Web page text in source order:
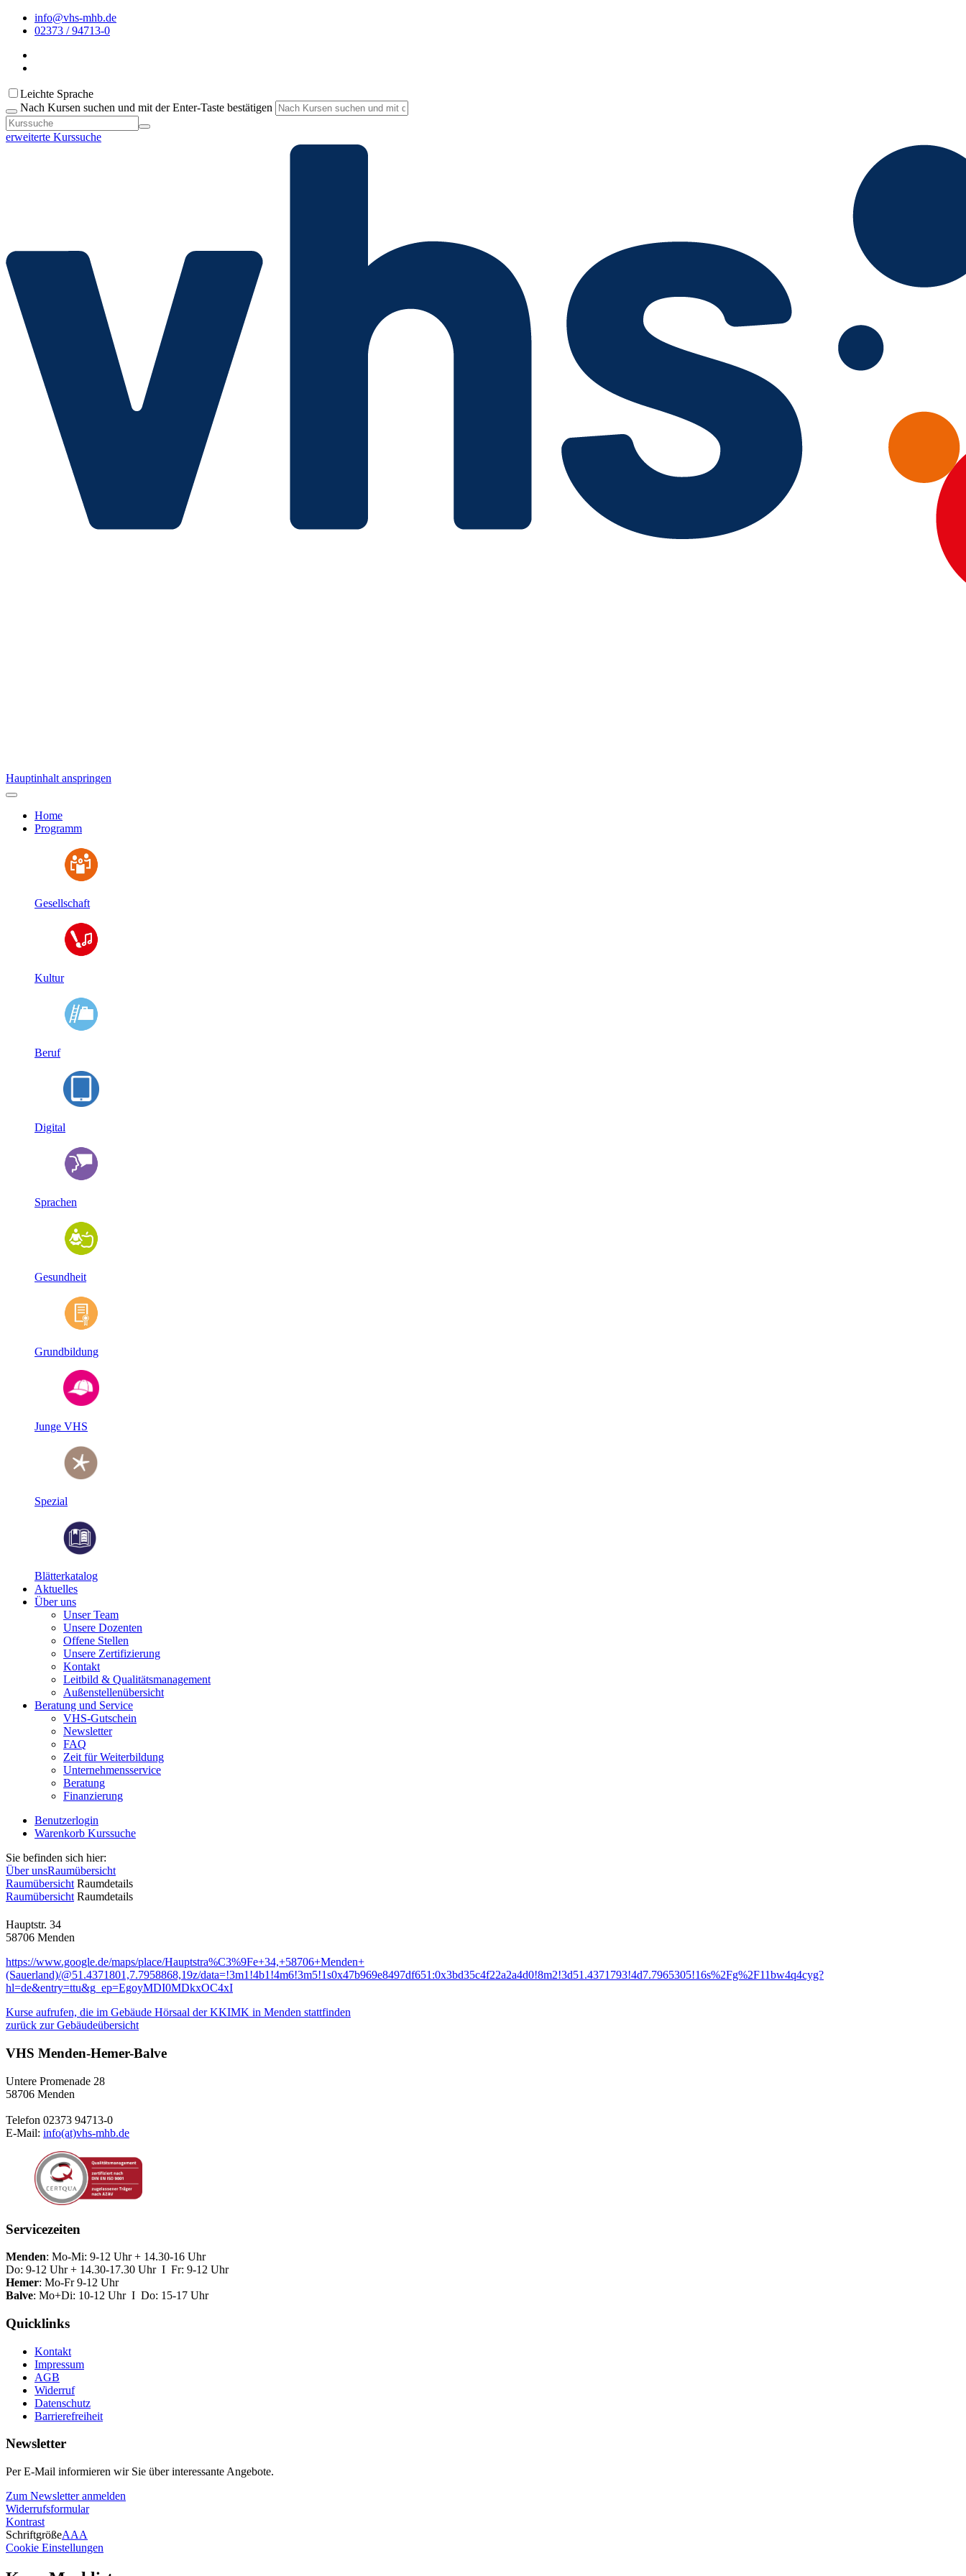
info@vhs-mhb.de
02373 / 94713-0
Leichte Sprache
Nach Kursen suchen und mit der Enter-Taste bestätigen
erweiterte Kurssuche
Hauptinhalt anspringen
Home
Programm
Gesellschaft
Kultur
Beruf
Digital
Sprachen
Gesundheit
Grundbildung
Junge VHS
Spezial
Blätterkatalog
Aktuelles
Über uns
Unser Team
Unsere Dozenten
Offene Stellen
Unsere Zertifizierung
Kontakt
Leitbild & Qualitätsmanagement
Außenstellenübersicht
Beratung und Service
VHS-Gutschein
Newsletter
FAQ
Zeit für Weiterbildung
Unternehmensservice
Beratung
Finanzierung
Benutzerlogin
Warenkorb Kurssuche
Sie befinden sich hier:
Über unsRaumübersicht
Raumübersicht Raumdetails
Raumübersicht Raumdetails
Hauptstr. 34
58706 Menden
https://www.google.de/maps/place/Hauptstra%C3%9Fe+34,+58706+Menden+
(Sauerland)/@51.4371801,7.7958868,19z/data=!3m1!4b1!4m6!3m5!1s0x47b969e8497df651:0x3bd35c4f22a2a4d0!8m2!3d51.4371793!4d7.7965305!16s%2Fg%2F11bw4q4cyg?
hl=de&entry=ttu&g_ep=EgoyMDI0MDkxOC4xI
Kurse aufrufen, die im Gebäude Hörsaal der KKIMK in Menden stattfinden
zurück zur Gebäudeübersicht
VHS Menden-Hemer-Balve
Untere Promenade 28
58706 Menden
Telefon 02373 94713-0
E-Mail: info(at)vhs-mhb.de
Servicezeiten
Menden: Mo-Mi: 9-12 Uhr + 14.30-16 Uhr
Do: 9-12 Uhr + 14.30-17.30 Uhr I Fr: 9-12 Uhr
Hemer: Mo-Fr 9-12 Uhr
Balve: Mo+Di: 10-12 Uhr I Do: 15-17 Uhr
Quicklinks
Kontakt
Impressum
AGB
Widerruf
Datenschutz
Barrierefreiheit
Newsletter
Per E-Mail informieren wir Sie über interessante Angebote.
Zum Newsletter anmelden
Widerrufsformular
Kontrast
SchriftgrößeAAA
Cookie Einstellungen